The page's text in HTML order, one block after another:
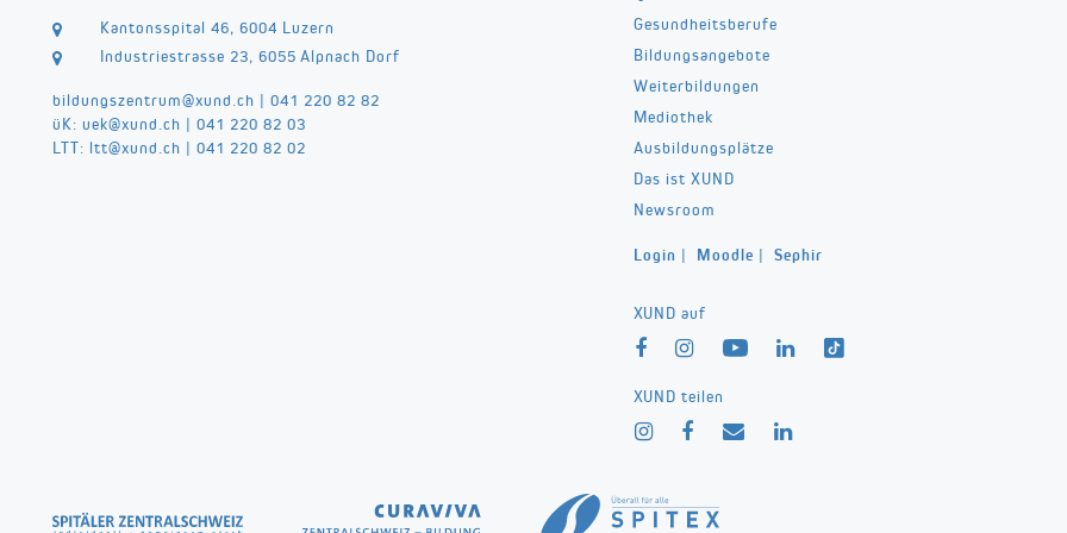
Kantonsspital 46, 6004 Luzern
Industriestrasse 23, 6055 Alpnach Dorf
bildungszentrum@xund.ch | 041 220 82 82
üK: uek@xund.ch | 041 220 82 03
LTT: ltt@xund.ch | 041 220 82 02
Gesundheitsberufe
Bildungsangebote
Weiterbildungen
Mediothek
Ausbildungsplätze
Das ist XUND
Newsroom
Login | Moodle | Sephir
XUND auf
XUND teilen